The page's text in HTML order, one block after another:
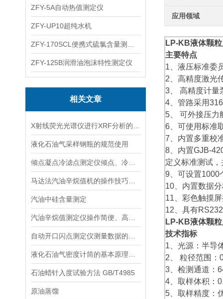
ZFY-5A自动热值测定仪
ZFY-UP10超纯水机
ZFY-125B润滑油泡沫特性测定仪
相关文章
液化石油气采样钢瓶的规范使用
汽油中硅含量测定
石油蜡针入度试验方法 GB/T4985
原油蒸馏
应用领域
LP-KB液体颗
主要特点
1、液压标准委
2、高精度激光
3、 高精度计量
4、管路采用
5、 可外接压力
6、可使用标准
7、内置多重校
8、内置GJB-
定义标准测试
9、可设置1000
10、内置数据
11、彩色触摸
12、具有
LP-KB液体颗
技术指标
1、光源：半导
2、 粒径范围：
3、检测通道：
4、取样体积：
5、取样精度：